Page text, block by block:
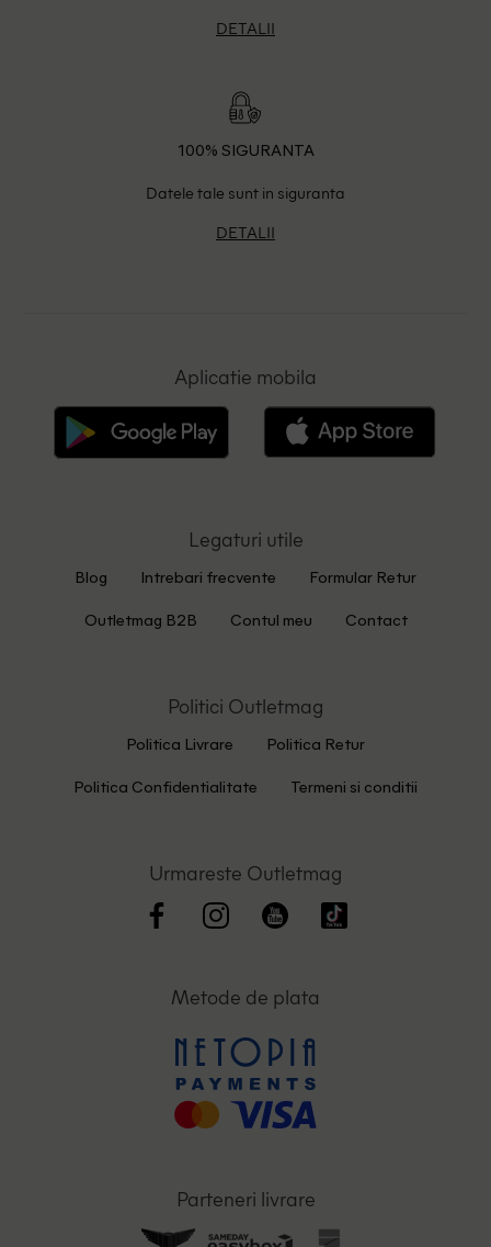
DETALII
100% SIGURANTA
Datele tale sunt in siguranta
DETALII
Aplicatie mobila
Legaturi utile
Blog Intrebari frecvente Formular Retur
Outletmag B2B Contul meu Contact
Politici Outletmag
Politica Livrare Politica Retur
Politica Confidentialitate Termeni si conditii
Urmareste Outletmag
Metode de plata
Parteneri livrare